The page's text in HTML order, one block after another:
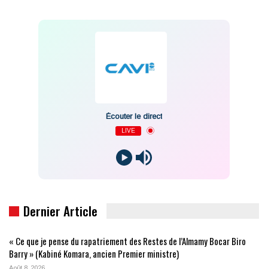
Écouter le direct
LIVE
Dernier Article
« Ce que je pense du rapatriement des Restes de l’Almamy Bocar Biro
Barry » (Kabiné Komara, ancien Premier ministre)